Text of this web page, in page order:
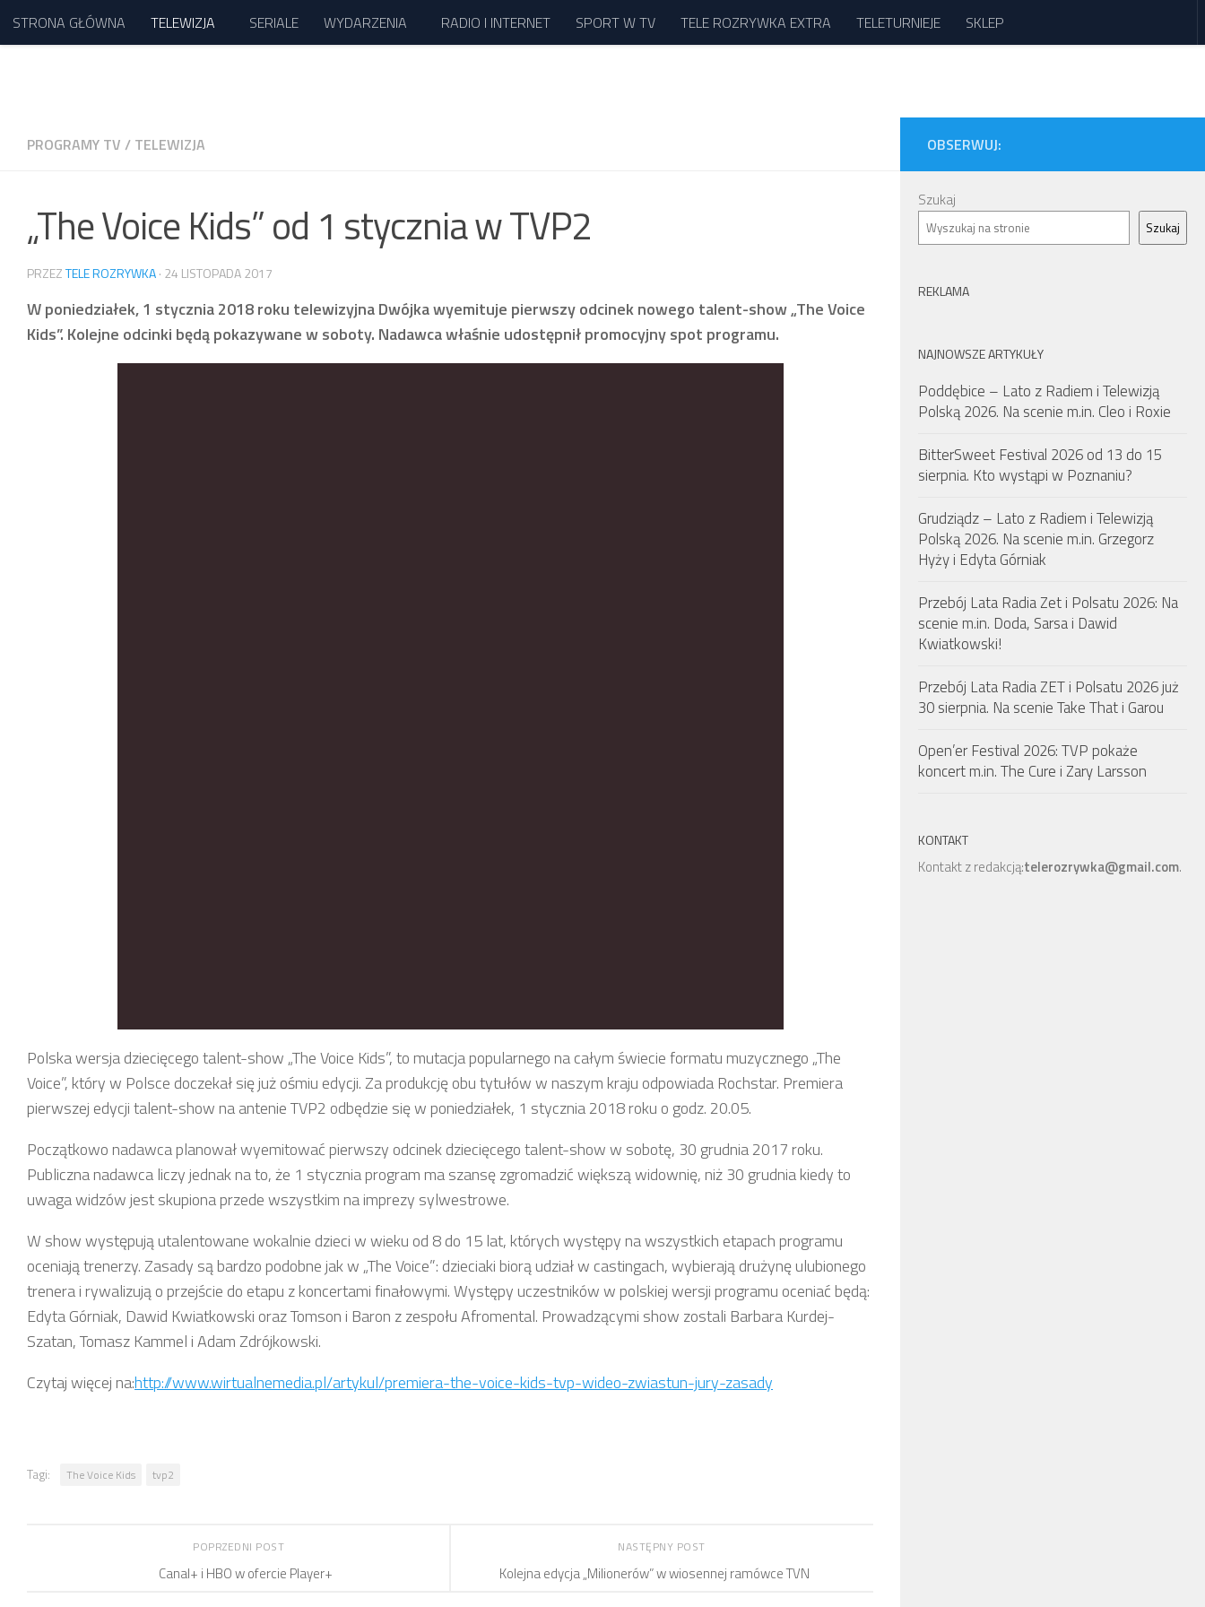
Przejdź do treści
STRONA GŁÓWNA TELEWIZJA SERIALE WYDARZENIA RADIO I INTERNET SPORT W TV TELE ROZRYWKA EXTRA TELETURNIEJE SKLEP
PROGRAMY TV / TELEWIZJA
„The Voice Kids” od 1 stycznia w TVP2
PRZEZTELE ROZRYWKA· 24 LISTOPADA 2017
W poniedziałek, 1 stycznia 2018 roku telewizyjna Dwójka wyemituje pierwszy odcinek nowego talent-show „The Voice
Kids”. Kolejne odcinki będą pokazywane w soboty. Nadawca właśnie udostępnił promocyjny spot programu.
Polska wersja dziecięcego talent-show „The Voice Kids”, to mutacja popularnego na całym świecie formatu muzycznego „The
Voice”, który w Polsce doczekał się już ośmiu edycji. Za produkcję obu tytułów w naszym kraju odpowiada Rochstar. Premiera
pierwszej edycji talent-show na antenie TVP2 odbędzie się w poniedziałek, 1 stycznia 2018 roku o godz. 20.05.
Początkowo nadawca planował wyemitować pierwszy odcinek dziecięcego talent-show w sobotę, 30 grudnia 2017 roku.
Publiczna nadawca liczy jednak na to, że 1 stycznia program ma szansę zgromadzić większą widownię, niż 30 grudnia kiedy to
uwaga widzów jest skupiona przede wszystkim na imprezy sylwestrowe.
W show występują utalentowane wokalnie dzieci w wieku od 8 do 15 lat, których występy na wszystkich etapach programu
oceniają trenerzy. Zasady są bardzo podobne jak w „The Voice”: dzieciaki biorą udział w castingach, wybierają drużynę ulubionego
trenera i rywalizują o przejście do etapu z koncertami finałowymi. Występy uczestników w polskiej wersji programu oceniać będą:
Edyta Górniak, Dawid Kwiatkowski oraz Tomson i Baron z zespołu Afromental. Prowadzącymi show zostali Barbara Kurdej-
Szatan, Tomasz Kammel i Adam Zdrójkowski.
Czytaj więcej na:http://www.wirtualnemedia.pl/artykul/premiera-the-voice-kids-tvp-wideo-zwiastun-jury-zasady
Tagi: The Voice Kids tvp2
NASTĘPNY POST
Kolejna edycja „Milionerów” w wiosennej ramówce TVN
POPRZEDNI POST
Canal+ i HBO w ofercie Player+
OBSERWUJ:
Szukaj
Szukaj
REKLAMA
NAJNOWSZE ARTYKUŁY
Poddębice – Lato z Radiem i Telewizją
Polską 2026. Na scenie m.in. Cleo i Roxie
BitterSweet Festival 2026 od 13 do 15
sierpnia. Kto wystąpi w Poznaniu?
Grudziądz – Lato z Radiem i Telewizją
Polską 2026. Na scenie m.in. Grzegorz
Hyży i Edyta Górniak
Przebój Lata Radia Zet i Polsatu 2026: Na
scenie m.in. Doda, Sarsa i Dawid
Kwiatkowski!
Przebój Lata Radia ZET i Polsatu 2026 już
30 sierpnia. Na scenie Take That i Garou
Open’er Festival 2026: TVP pokaże
koncert m.in. The Cure i Zary Larsson
KONTAKT
Kontakt z redakcją:telerozrywka@gmail.com.